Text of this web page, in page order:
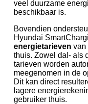
veel duurzame
beschikbaar is.
Bovendien
Hyundai
energietarieven van
thuis. Zowel dal- als
tarieven worden
meegenomen in de
Dit kan direct
lagere
gebruiker thuis.